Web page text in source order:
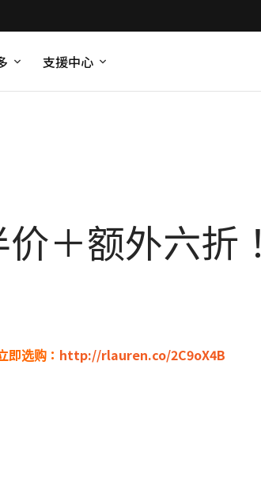
支援中心
＋额外六折！
即选购： http://rlauren.co/2C9oX4B